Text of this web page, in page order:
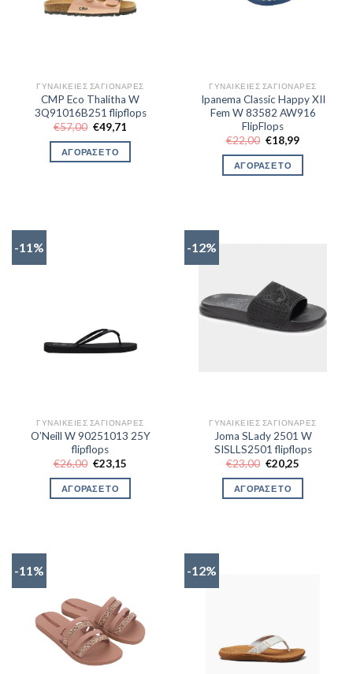
ΓΥΝΑΙΚΕΊΕΣ ΣΑΓΙΟΝΆΡΕΣ
CMP Eco Thalitha W
3Q91016B251 flipflops
€57,00 Original
price
was:
€57,00.
€49,71
τιμή
ΑΓΟΡΑΣΕ ΤΟ
ΓΥΝΑΙΚΕΊΕΣ ΣΑΓΙΟΝΆΡΕΣ
Ipanema Classic Happy XII
Fem W 83582 AW916
FlipFlops
€22,00 Original
price
was:
€22,00.
€18,99Η
τιμή
ΑΓΟΡΑΣΕ ΤΟ
-11%
ΓΥΝΑΙΚΕΊΕΣ ΣΑΓΙΟΝΆΡΕΣ
O’Neill W 90251013 25Y
flipflops
€26,00 Original
price
was:
€26,00.
€23,15
τιμή
ΑΓΟΡΑΣΕ ΤΟ
-12%
ΓΥΝΑΙΚΕΊΕΣ ΣΑΓΙΟΝΆΡΕΣ
Joma SLady 2501 W
SISLLS2501 flipflops
€23,00 Original
price
was:
€23,00.
€20,25
τιμή
ΑΓΟΡΑΣΕ ΤΟ
-11% -12%